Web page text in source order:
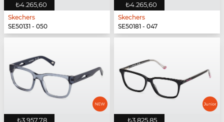
₺4.265,60
Skechers
SE50131 - 050
₺4.265,60
Skechers
SE50181 - 047
₺3.957,78 ₺3.825,85